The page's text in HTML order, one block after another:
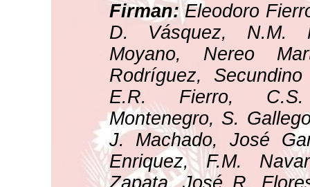
Firman:Eleodoro
D. Vásquez, N.M.
Moyano, Nereo
Rodríguez,
E.R. Fierro, C.S.
Montenegro, S.
J. Machado, José
Enriquez, F.M.
Zapata, José R.